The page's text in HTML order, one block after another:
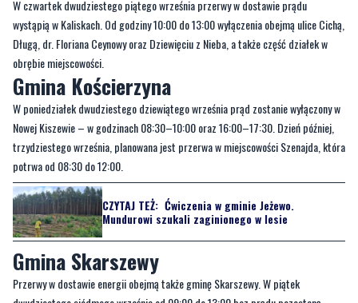
W czwartek dwudziestego piątego września przerwy w dostawie prądu
wystąpią w Kaliskach. Od godziny 10:00 do 13:00 wyłączenia obejmą ulice Cichą,
Długą, dr. Floriana Ceynowy oraz Dziewięciu z Nieba, a także część działek w
obrębie miejscowości.
Gmina Kościerzyna
W poniedziałek dwudziestego dziewiątego września prąd zostanie wyłączony w
Nowej Kiszewie – w godzinach 08:30–10:00 oraz 16:00–17:30. Dzień później,
trzydziestego września, planowana jest przerwa w miejscowości Szenajda, która
potrwa od 08:30 do 12:00.
CZYTAJ TEŻ: Ćwiczenia w gminie Jeżewo.
Mundurowi szukali zaginionego w lesie
Gmina Skarszewy
Przerwy w dostawie energii obejmą także gminę Skarszewy. W piątek